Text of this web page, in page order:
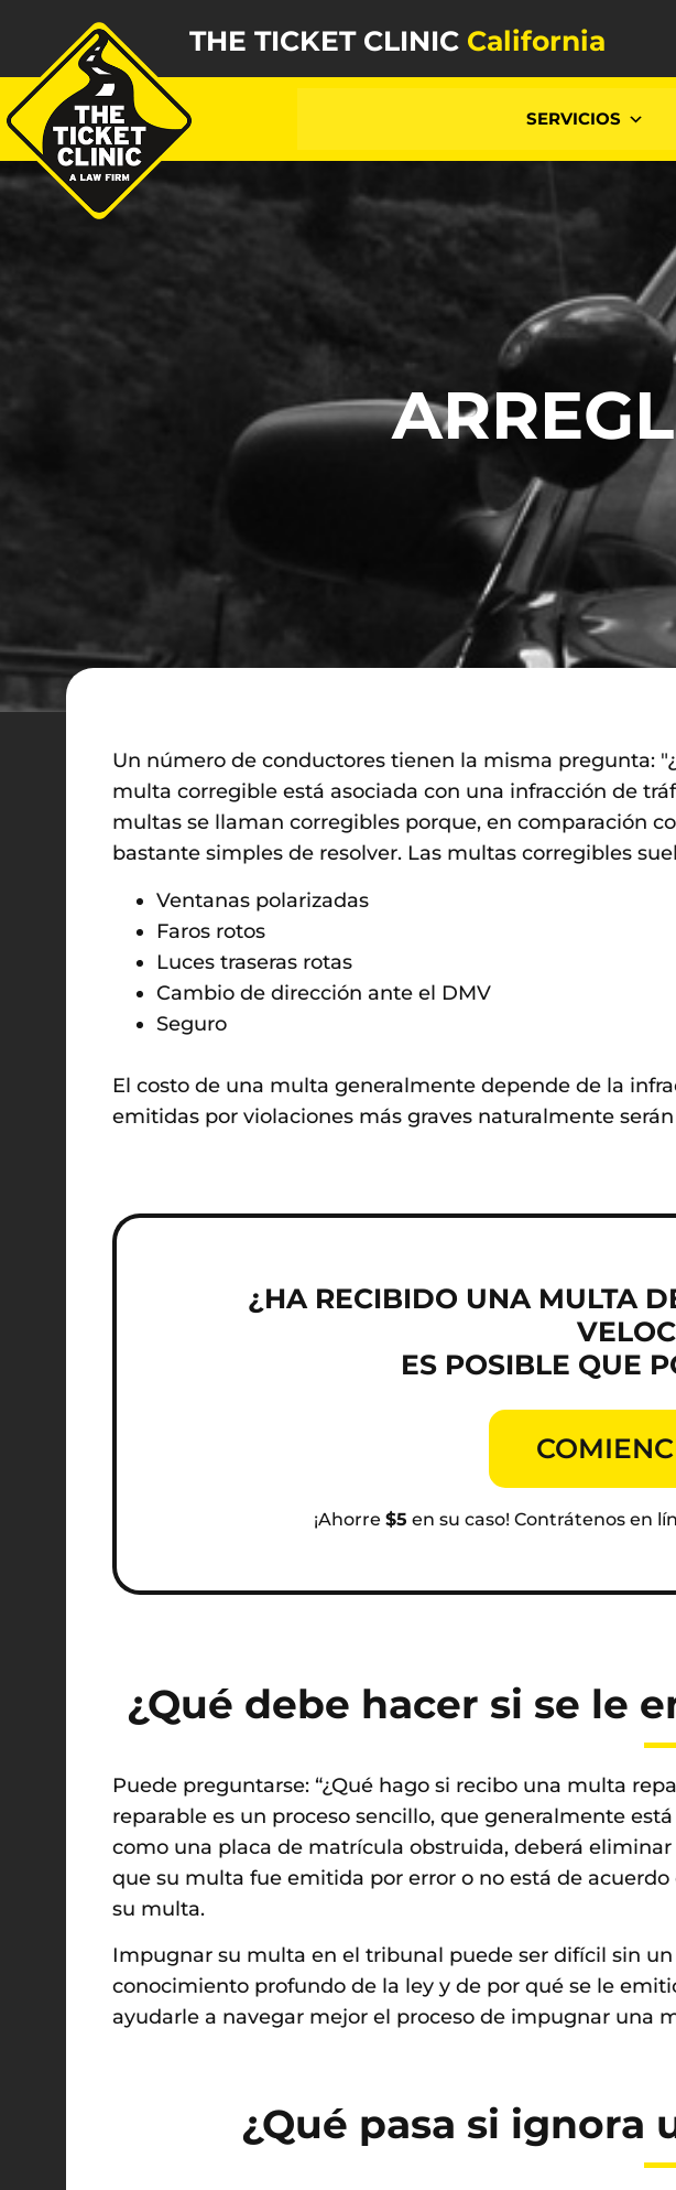
THE TICKET CLINIC California
SERVICIOS
Un número de conductores tienen la misma pregunta:
multa corregible está asociada con una infracción de
multas se llaman corregibles porque, en comparación
bastante simples de resolver. Las multas corregibles
Ventanas polarizadas
Faros rotos
Luces traseras rotas
Cambio de dirección ante el DMV
Seguro
El costo de una multa generalmente depende de la
emitidas por violaciones más graves naturalmente
¿HA RECIBIDO UNA MULTA
ES POSIBLE QUE
¡Ahorre $5 en su caso! Contrátenos en
¿Qué debe hacer si se le
Puede preguntarse: “¿Qué hago si recibo una multa
reparable es un proceso sencillo, que generalmente
como una placa de matrícula obstruida, deberá
que su multa fue emitida por error o no está de
su multa.
Impugnar su multa en el tribunal puede ser difícil sin
conocimiento profundo de la ley y de por qué se le
ayudarle a navegar mejor el proceso de impugnar una
¿Qué pasa si ignora